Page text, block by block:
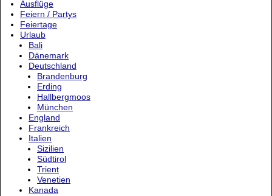
Ausflüge
Feiern / Partys
Feiertage
Urlaub
Bali
Dänemark
Deutschland
Brandenburg
Erding
Hallbergmoos
München
England
Frankreich
Italien
Sizilien
Südtirol
Trient
Venetien
Kanada